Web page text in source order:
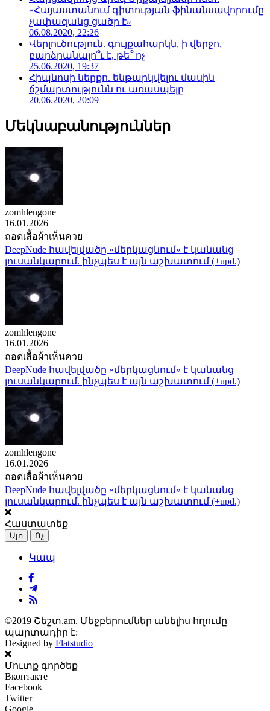
«Հայաստանում գիտության ֆինանսավորումը
չափազանց ցածր է»
06.08.2020, 22:26
Վերլուծություն. գույքահարկն, ի վերջո,
բարձրանալո՞ւ է, թե՞ ոչ
25.06.2020, 19:37
Հիպնոսի ներքո. ենթարկվելու մասին
ճշմարտությունն ու առասպելը
20.06.2020, 20:09
Մեկնաբանություններ
zomhlengone
16.01.2026
ถอดเสื้อผ้าเห็นควย
DeepNude հավելվածը «մերկացնում» է կանանց
լուսանկարում. ինչպես է այն աշխատում (+upd.)
zomhlengone
16.01.2026
ถอดเสื้อผ้าเห็นควย
DeepNude հավելվածը «մերկացնում» է կանանց
լուսանկարում. ինչպես է այն աշխատում (+upd.)
zomhlengone
16.01.2026
ถอดเสื้อผ้าเห็นควย
DeepNude հավելվածը «մերկացնում» է կանանց
լուսանկարում. ինչպես է այն աշխատում (+upd.)
Հաստատեք
Այո Ոչ
Կապ
©2019 Շեշտ.am. Մեջբերումներ անելիս հղումը
պարտադիր է:
Designed by Flatstudio
Մուտք գործեք
Вконтакте
Facebook
Twitter